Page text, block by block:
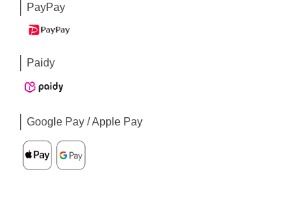
PayPay
Paidy
Google Pay / Apple Pay